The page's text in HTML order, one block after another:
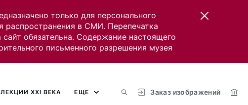
только для персонального
распространения в СМИ. Перепечатка
обязательна. Содержание настоящего
письменного разрешения музея
Заказ изображений
XXI ВЕКА ЕЩЕ